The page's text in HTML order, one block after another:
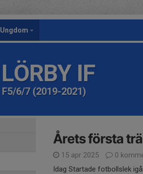
Ungdom
LÖRBY IF
F5/6/7 (2019-2021)
Årets första
15 apr 2025
0
Idag Startade fotbollslek